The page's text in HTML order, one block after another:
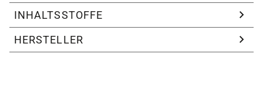
INHALTSSTOFFE
HERSTELLER